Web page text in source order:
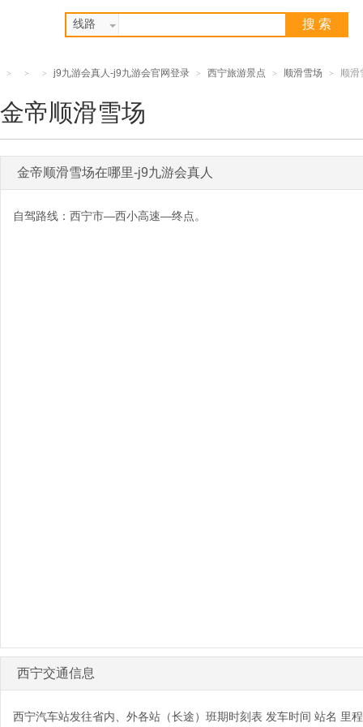
线路 搜 索
> > > j9九游会真人-j9九游会官网登录 > 西宁旅游景点 > 顺滑雪场 > 顺
金帝顺滑雪场
金帝顺滑雪场在哪里-j9九游会真人
自驾路线：西宁市—西小高速—终点。
西宁交通信息
西宁汽车站发往省内、外各站（长途）班期时刻表 发车时间 站名 里